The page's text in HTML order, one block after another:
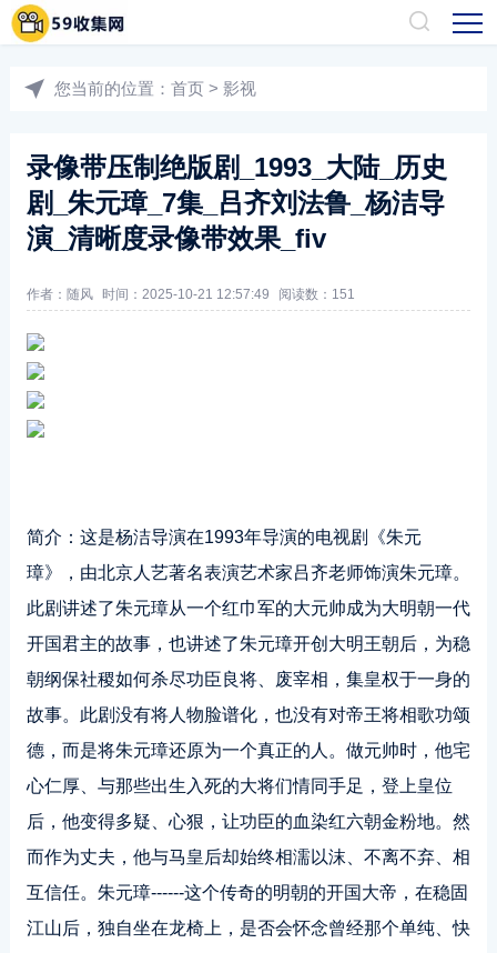
您当前的位置： 首页 > 影视
录像带压制绝版剧_1993_大陆_历史
剧_朱元璋_7集_吕齐刘法鲁_杨洁导
演_清晰度录像带效果_fiv
作者：随风 时间：2025-10-21 12:57:49 阅读数： 151
简介：这是杨洁导演在1993年导演的电视剧《朱元
璋》，由北京人艺著名表演艺术家吕齐老师饰演朱元璋。
此剧讲述了朱元璋从一个红巾军的大元帅成为大明朝一代
开国君主的故事，也讲述了朱元璋开创大明王朝后，为稳
朝纲保社稷如何杀尽功臣良将、废宰相，集皇权于一身的
故事。此剧没有将人物脸谱化，也没有对帝王将相歌功颂
德，而是将朱元璋还原为一个真正的人。做元帅时，他宅
心仁厚、与那些出生入死的大将们情同手足，登上皇位
后，他变得多疑、心狠，让功臣的血染红六朝金粉地。然
而作为丈夫，他与马皇后却始终相濡以沫、不离不弃、相
互信任。朱元璋------这个传奇的明朝的开国大帝，在稳固
江山后，独自坐在龙椅上，是否会怀念曾经那个单纯、快